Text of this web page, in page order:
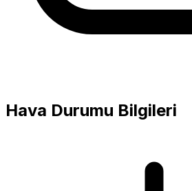
Hava Durumu Bilgileri